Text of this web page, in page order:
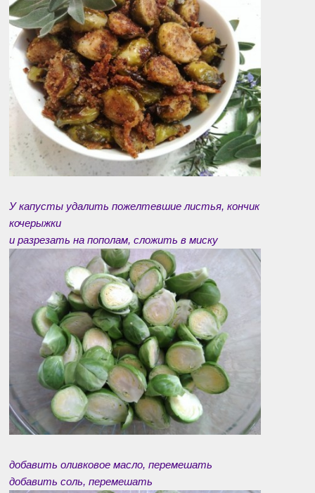
У капусты удалить пожелтевшие листья, кончик
кочерыжки
и разрезать на пополам, сложить в миску
добавить оливковое масло, перемешать
добавить соль, перемешать